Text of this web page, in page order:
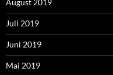
August 2019
Juli 2019
Juni 2019
Mai 2019